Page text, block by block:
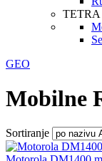
TETRA
GEO
Mobilne
Sortiranje